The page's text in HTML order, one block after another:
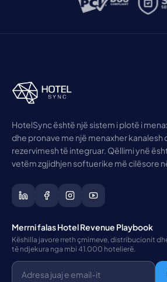
HotelSync është një sistem i plotë i
dhe pronave me një menaxher kanalesh
rezervimesh të integruar. Qëllimi ynë
vetëm zgjidhjen softuerike më cilësore
Merrni falas Hotel Revenue Playbook
Këshilla javore rreth çmimeve, distribucionit
të ndjekura nga mbi 41.000 hotelierë.